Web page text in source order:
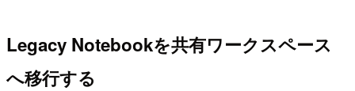
Legacy Notebookを共有ワークスペース
へ移行する